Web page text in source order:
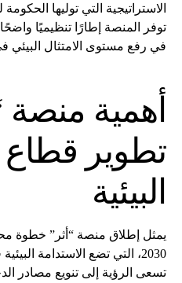
الاستراتيجية التي توليها
توفر المنصة إطارًا تنظيميًا
في رفع مستوى الامتثال
أهمية منصة
تطوير
البيئية
يمثل إطلاق منصة “أثر” خطوة
2030، التي تضع الاستدامة
تسعى الرؤية إلى تنويع مصادر